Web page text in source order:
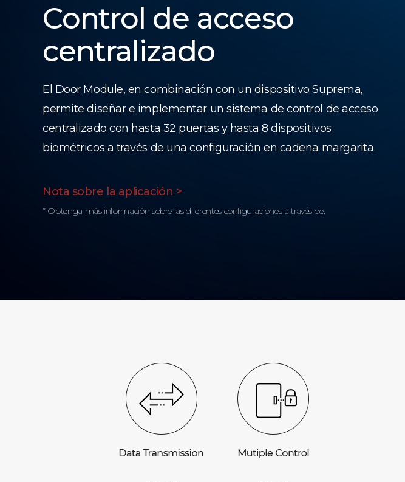
Control de acceso
centralizado
El Door Module, en combinación con un dispositivo Suprema,
permite diseñar e implementar un sistema de control de acceso
centralizado con hasta 32 puertas y hasta 8 dispositivos
biométricos a través de una configuración en cadena margarita.
Nota sobre la aplicación >
* Obtenga más información sobre las diferentes configuraciones a través de.